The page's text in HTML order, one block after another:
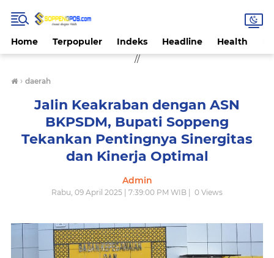
Home Terpopuler Indeks Headline Health
//
› daerah
Jalin Keakraban dengan ASN
BKPSDM, Bupati Soppeng
Tekankan Pentingnya Sinergitas
dan Kinerja Optimal
Admin
Rabu, 09 April 2025 | 7:39:00 PM WIB | 0 Views